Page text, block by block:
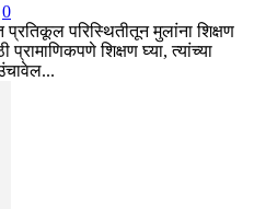
0
परिस्थितीतून मुलांना शिक्षण
प्रामाणिकपणे शिक्षण घ्या, त्यांच्या